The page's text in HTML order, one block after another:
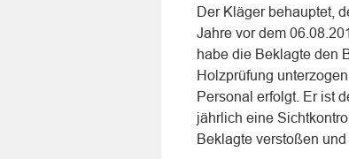
Der Kläger behauptet,
Jahre vor dem
habe die Beklagte den
Holzprüfung
Personal erfolgt. Er ist
jährlich eine
Beklagte verstoßen